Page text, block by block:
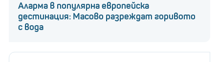
Аларма в популярна европейска
дестинация: Масово разреждат горивото
с вода